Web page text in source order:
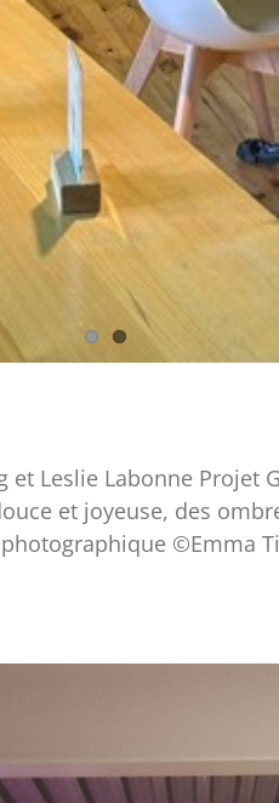
Leslie Labonne Projet
et joyeuse, des